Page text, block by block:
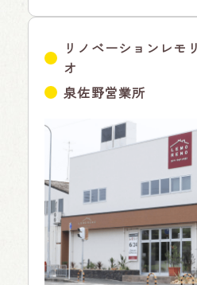
リノベーションレモ
オ
泉佐野営業所